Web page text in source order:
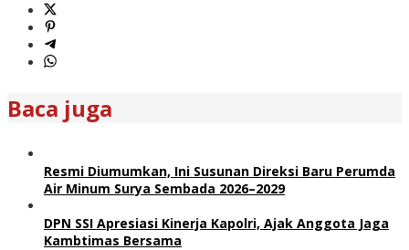
Baca juga
Resmi Diumumkan, Ini Susunan Direksi Baru Perumda
Air Minum Surya Sembada 2026–2029
DPN SSI Apresiasi Kinerja Kapolri, Ajak Anggota Jaga
Kambtimas Bersama